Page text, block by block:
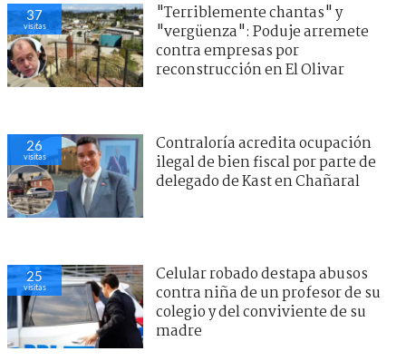
37
visitas
"Terriblemente chantas" y
"vergüenza": Poduje arremete
contra empresas por
reconstrucción en El Olivar
26
visitas
Contraloría acredita ocupación
ilegal de bien fiscal por parte de
delegado de Kast en Chañaral
25
visitas
Celular robado destapa abusos
contra niña de un profesor de su
colegio y del conviviente de su
madre